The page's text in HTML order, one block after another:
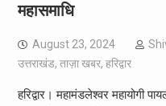
महासमाधि
August 23, 2024
उत्तराखंड, ताज़ा खबर, हरिद्वार
हरिद्वार। महामंडलेश्वर महायोगी